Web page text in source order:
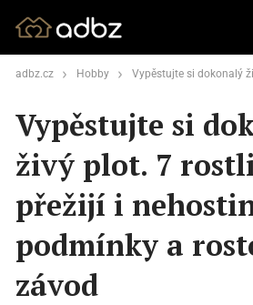
adbz.cz Hobby Vypěstujte si dokonalý živý plot. 7 rostlin,
Vypěstujte si
živý plot. 7
přežijí i
podmínky a
závod